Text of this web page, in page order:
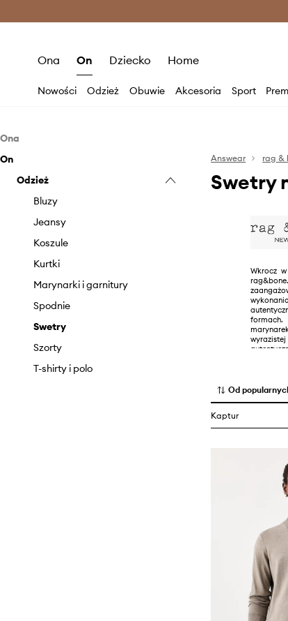
Ona On Dziecko Home
Nowości Odzież Obuwie Akcesoria Sport
Ona
Bluzki i koszule
Bluzy
Jeansy
Kurtki
Marynarki i kamizelki
Sukienki
Spodnie i legginsy
Szorty
Swetry
Topy i t-shirty
On
Odzież
Bluzy
Jeansy
Koszule
Kurtki
Marynarki i garnitury
Spodnie
Swetry
Szorty
T-shirty i polo
Answear rag &
Swetry
Wkrocz
Od
Kaptur